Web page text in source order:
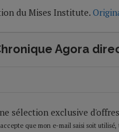
du Mises Institute.
Agora
sélection exclusive
que mon e-mail saisi soit